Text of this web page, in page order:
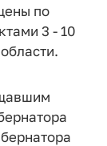
по
3 - 10